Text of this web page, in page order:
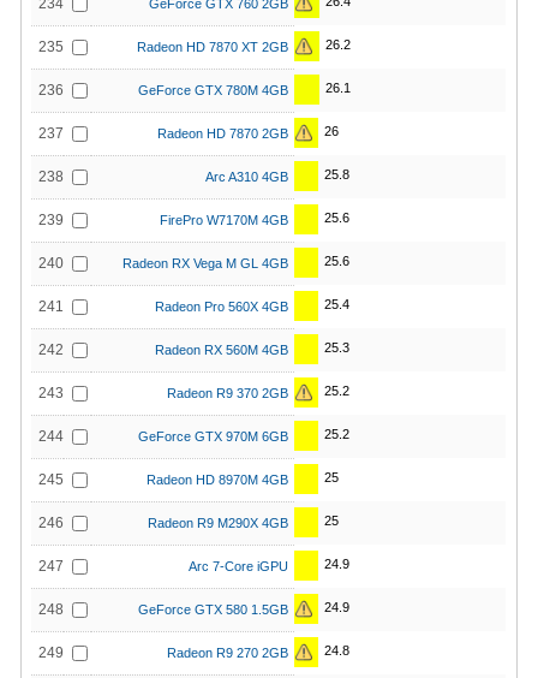
234 GeForce GTX 760 2GB
235 Radeon HD 7870 XT 2GB 26.2
236 GeForce GTX 780M 4GB 26.1
237 Radeon HD 7870 2GB 26
238 Arc A310 4GB 25.8
239 FirePro W7170M 4GB 25.6
240 Radeon RX Vega M GL 4GB 25.6
241 Radeon Pro 560X 4GB 25.4
242 Radeon RX 560M 4GB 25.3
243 Radeon R9 370 2GB 25.2
244 GeForce GTX 970M 6GB 25.2
245 Radeon HD 8970M 4GB 25
246 Radeon R9 M290X 4GB 25
247 Arc 7-Core iGPU 24.9
248 GeForce GTX 580 1.5GB 24.9
249 Radeon R9 270 2GB 24.8